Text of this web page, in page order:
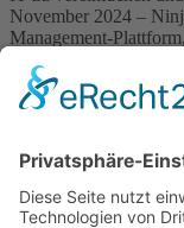
November 2024 –
Management-
und die Produktivität
Organisation setzt […]
Impressum
Datenschutz